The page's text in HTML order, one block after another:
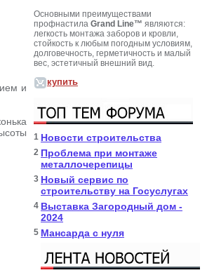
и
Основными преимуществами
профнастила Grand Line™ являются:
легкость монтажа заборов и кровли,
стойкость к любым погодным условиям,
долговечность, герметичность и малый
вес, эстетичный внешний вид.
купить
1 Новости строительства
2 Проблема при монтаже
металлочерепицы
3 Новый сервис по
строительству на Госуслугах
4 Выставка Загородный дом -
2024
5 Мансарда с нуля